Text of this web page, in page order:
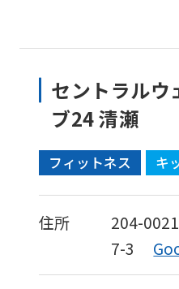
セントラルウ
ブ24 清瀬
フィットネス キ
住所 204-0021
7-3